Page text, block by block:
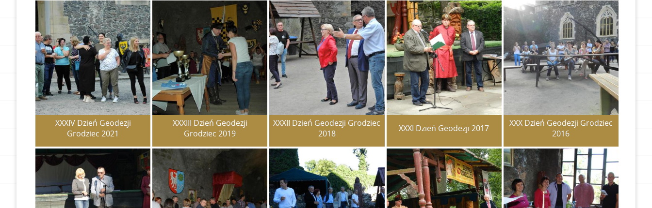
XXXIV Dzień Geodezji
Grodziec 2021
XXXIII Dzień Geodezji
Grodziec 2019
XXXII Dzień Geodezji Grodziec
2018
XXXI Dzień Geodezji 2017
XXX Dzień Geodezji Grodziec
2016